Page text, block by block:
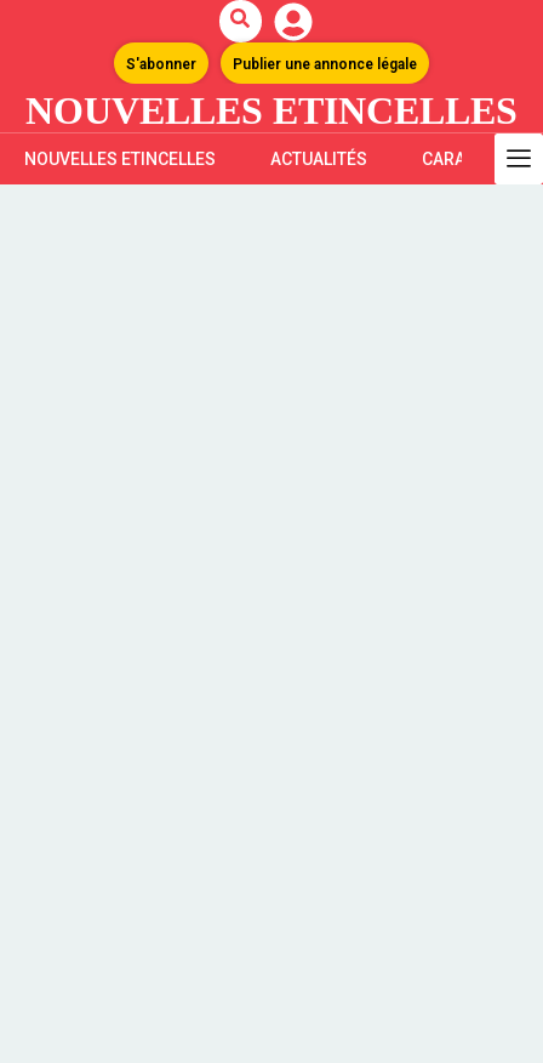
S'abonner Publier une annonce légale
NOUVELLES ETINCELLES
NOUVELLES ETINCELLES ACTUALITÉS CARAÏBES